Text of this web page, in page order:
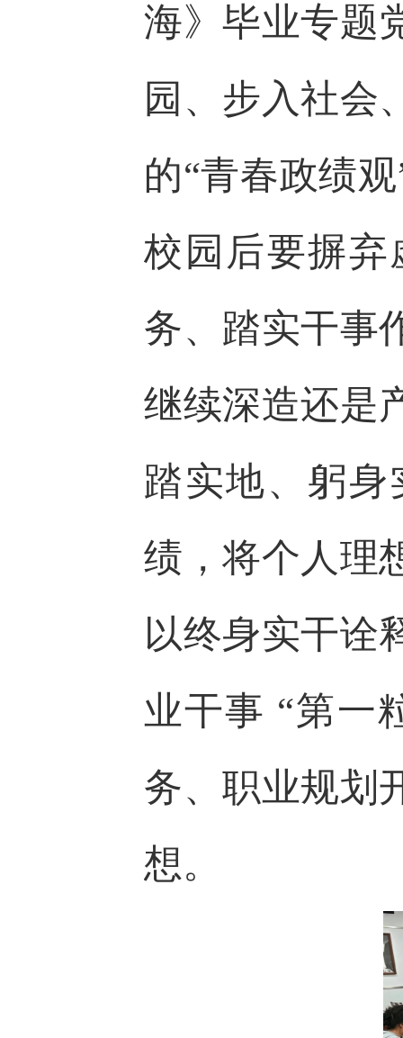
海》毕业专题
园、步入社会
的“青春政绩
校园后要摒弃
务、踏实干事
继续深造还是
踏实地、躬
绩，将个人理
以终身实干诠
业干事 “第一
务、职业规划
想。